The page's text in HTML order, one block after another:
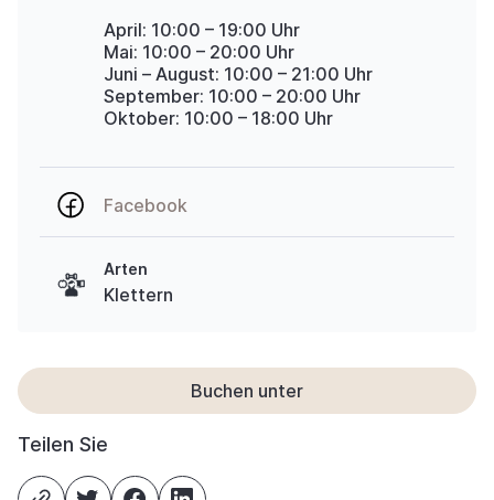
April: 10:00 – 19:00 Uhr
Mai: 10:00 – 20:00 Uhr
Juni – August: 10:00 – 21:00 Uhr
September: 10:00 – 20:00 Uhr
Oktober: 10:00 – 18:00 Uhr
Facebook
Arten
Klettern
Buchen unter
Teilen Sie